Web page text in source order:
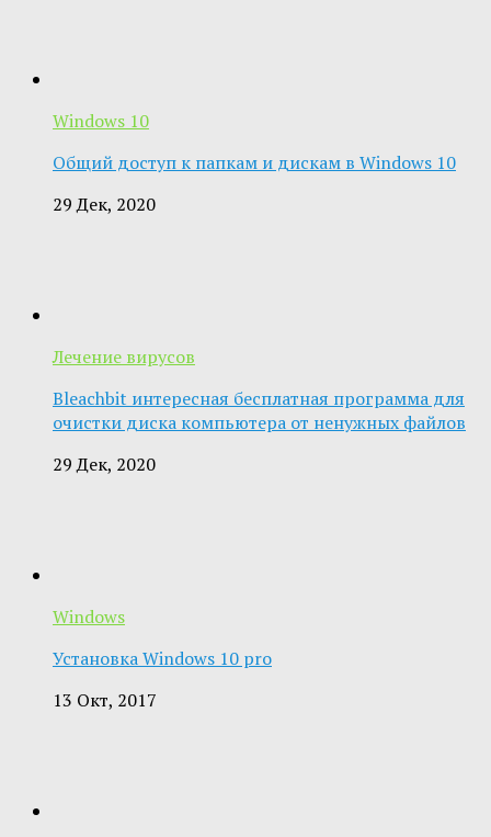
Windows 10
Общий доступ к папкам и дискам в Windows 10
29 Дек, 2020
Лечение вирусов
Bleachbit интересная бесплатная программа для
очистки диска компьютера от ненужных файлов
29 Дек, 2020
Windows
Установка Windows 10 pro
13 Окт, 2017